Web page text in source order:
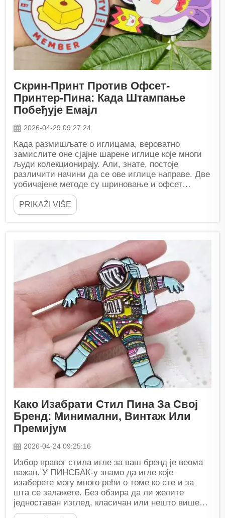
Скрин-Принт Против Офсет-
Принтер-Пина: Када Штампање
Побеђује Емајл
2026-04-29 09:27:24
Када размишљате о иглицама, вероватно
замислите оне сјајне шарене иглице које многи
људи колекционирају. Али, знате, постоје
различити начини да се ове иглице направе. Две
уобичајене методе су шриновање и офсет
штампање. Обоје имају своје...
PRIKAŽI VIŠE
Како Изабрати Стил Пина За Свој
Бренд: Минимални, Винтаж Или
Премијум
2026-04-24 09:25:16
Избор правог стила игле за ваш бренд је веома
важан. У ПИНСБАК-у знамо да игле које
изаберете могу много рећи о томе ко сте и за
шта се залажете. Без обзира да ли желите
једноставан изглед, класичан или нешто више
фенси, знајући разлике може х...